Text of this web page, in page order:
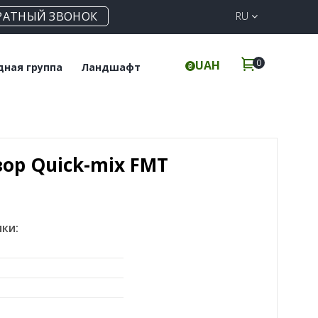
ЗВОНОК RU
группа
ступени
Ландшафт
Элементы для забора
UAH 0
Quick-mix FMT